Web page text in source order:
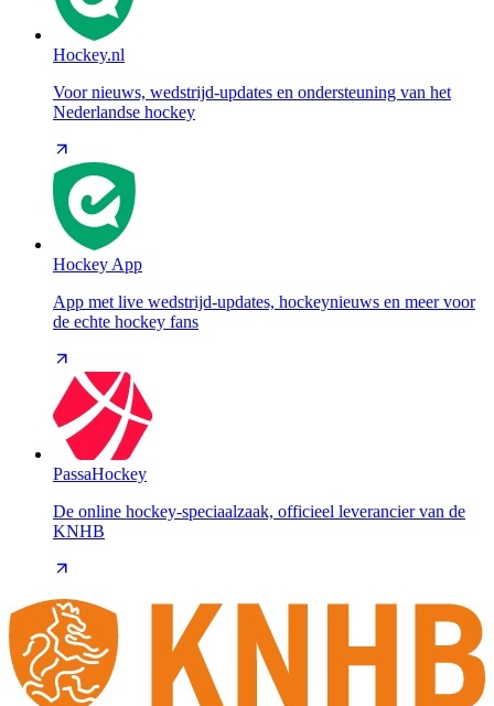
Hockey.nl
Voor nieuws, wedstrijd-updates en ondersteuning van het
Nederlandse hockey
Hockey App
App met live wedstrijd-updates, hockeynieuws en meer voor
de echte hockey fans
PassaHockey
De online hockey-speciaalzaak, officieel leverancier van de
KNHB